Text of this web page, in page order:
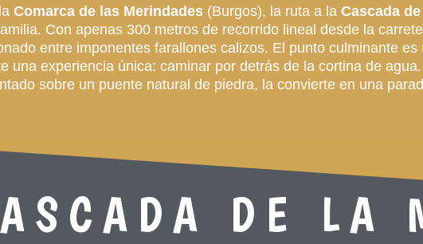
Comarca de las Merindades (Burgos), la ruta a la Cascada
Con apenas 300 metros de recorrido lineal desde la
entre imponentes farallones calizos. El punto culminante
una experiencia única: caminar por detrás de la cortina de
sobre un puente natural de piedra, la convierte en una
DE LA